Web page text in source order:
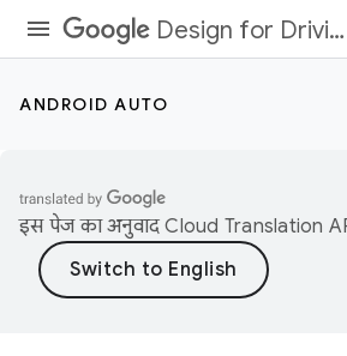
Design for Driving
ANDROID AUTO
इस पेज का अनुवादCloud Translation